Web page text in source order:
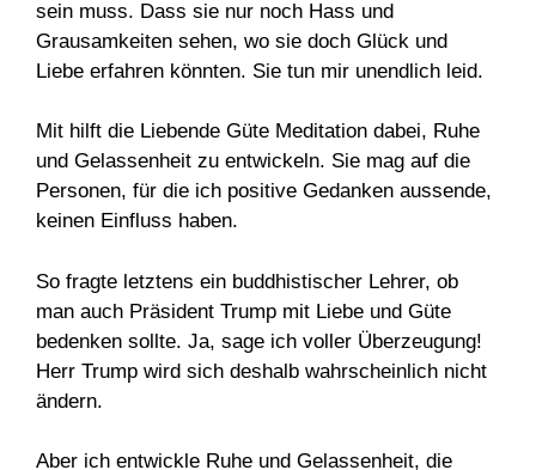
sein muss. Dass sie nur noch Hass und
Grausamkeiten sehen, wo sie doch Glück und
Liebe erfahren könnten. Sie tun mir unendlich leid.
Mit hilft die Liebende Güte Meditation dabei, Ruhe
und Gelassenheit zu entwickeln. Sie mag auf die
Personen, für die ich positive Gedanken aussende,
keinen Einfluss haben.
So fragte letztens ein buddhistischer Lehrer, ob
man auch Präsident Trump mit Liebe und Güte
bedenken sollte. Ja, sage ich voller Überzeugung!
Herr Trump wird sich deshalb wahrscheinlich nicht
ändern.
Aber ich entwickle Ruhe und Gelassenheit, die